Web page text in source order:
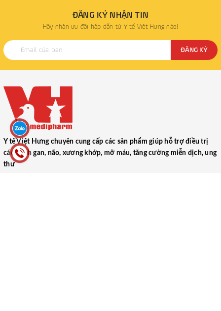
ĐĂNG KÝ NHẬN TIN
Hãy nhận ưu đãi hấp dẫn từ Y tế Việt Hưng nào!
ĐĂNG KÝ
Y tế Việt Hưng chuyên cung cấp các sản phẩm giúp hỗ trợ điều trị
các bệnh gan, não, xương khớp, mỡ máu, tăng cường miễn dịch, ung
thư